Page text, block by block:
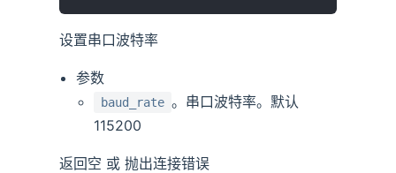
设置串口波特率
参数
baud_rate 。串口波特率。默认
115200
返回空 或 抛出连接错误